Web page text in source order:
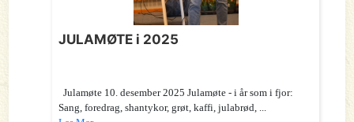
JULAMØTE i 2025
Julamøte 10. desember 2025 Julamøte - i år som i fjor:
Sang, foredrag, shantykor, grøt, kaffi, julabrød, ...